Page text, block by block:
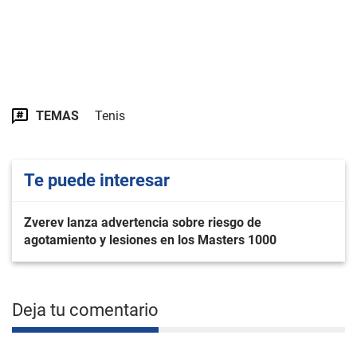
TEMAS Tenis
Te puede interesar
Zverev lanza advertencia sobre riesgo de
agotamiento y lesiones en los Masters 1000
Deja tu comentario